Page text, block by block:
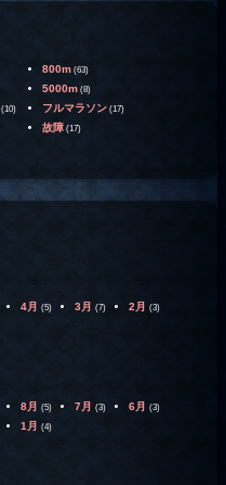
800m (63)
5000m (8)
(10) フルマラソン (17)
故障 (17)
4月 (5) 3月 (7) 2月 (3)
8月 (5) 7月 (3) 6月 (3)
1月 (4)